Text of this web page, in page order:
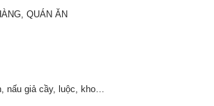
QUÁN ĂN
nấu giả cầy, luộc, kho…